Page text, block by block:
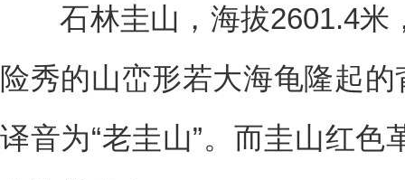
石林圭山，海拔2601.4米
险秀的山峦形若大海龟隆起的
译音为“老圭山”。而圭山红